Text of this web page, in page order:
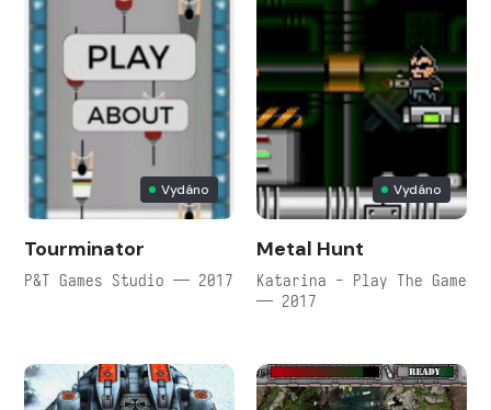
Vydáno
Tourminator
P&T Games Studio — 2017
Vydáno
Metal Hunt
Katarina - Play The Game
— 2017